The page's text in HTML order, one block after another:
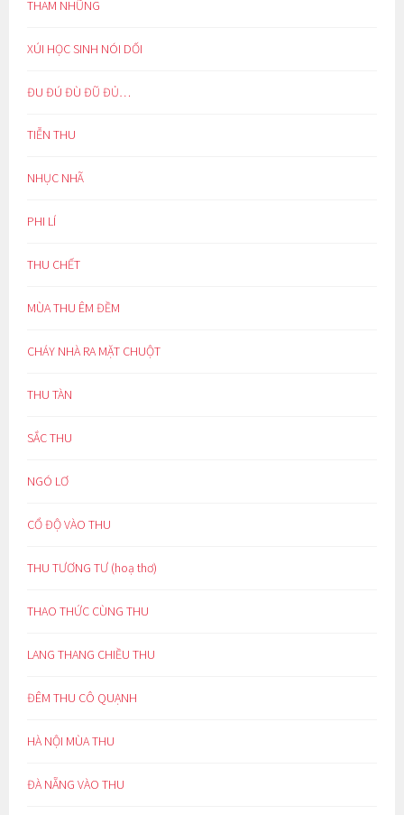
THAM NHŨNG
XÚI HỌC SINH NÓI DỐI
ĐU ĐÚ ĐÙ ĐŨ ĐỦ…
TIỄN THU
NHỤC NHÃ
PHI LÍ
THU CHẾT
MÙA THU ÊM ĐỀM
CHÁY NHÀ RA MẶT CHUỘT
THU TÀN
SẮC THU
NGÓ LƠ
CỔ ĐỘ VÀO THU
THU TƯƠNG TƯ (hoạ thơ)
THAO THỨC CÙNG THU
LANG THANG CHIỀU THU
ĐÊM THU CÔ QUẠNH
HÀ NỘI MÙA THU
ĐÀ NẴNG VÀO THU